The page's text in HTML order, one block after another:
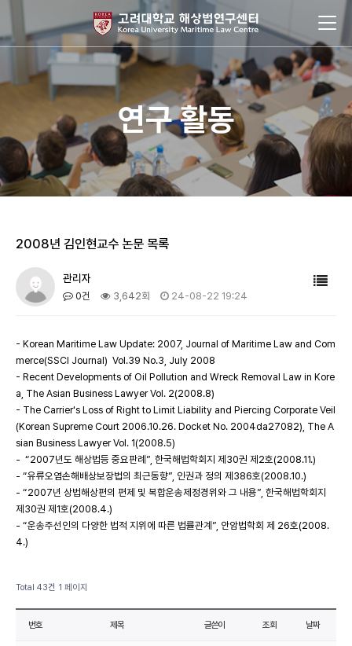
연구 활동
2008년 김인현교수 논문 목록
관리자
0건 3,642회 24-08-22 19:24
- Korean Maritime Law Update: 2007, Journal of Maritime Law and Com
merce(SSCI Journal) Vol.39 No.3, July 2008
- Recent Developments of Oil Pollution and Wreck Removal Law in Kore
a, The Asian Business Lawyer Vol. 2(2008.8)
- The Carrier's Loss of Right to Limit Liability and Piercing Corporate Veil
(Korean Supreme Court 2006.10.26. Docket No. 2004da27082), The A
sian Business Lawyer Vol. 1(2008.5)
- “2007년도 해상법등 중요판례”, 한국해법학회지 제30권 제2호(2008.11.)
- “유류오염손해배상보장법의 최근동향”, 인권과 정의 제386호(2008.10.)
- “2007년 상법해상편의 편제 및 복합운송제정경위와 그 내용”, 한국해법학회지
제30권 제1호(2008.4.)
- “운송주선인의 다양한 법적 지위에 따른 법률관계”, 안암법학회 제 26호(2008.
4.)
Total 43건 1 페이지
번호 제목 글쓴이 조회 날짜